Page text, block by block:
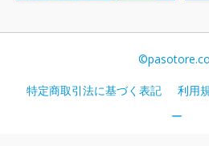
特定商取引法に基づく表記 利用
ー